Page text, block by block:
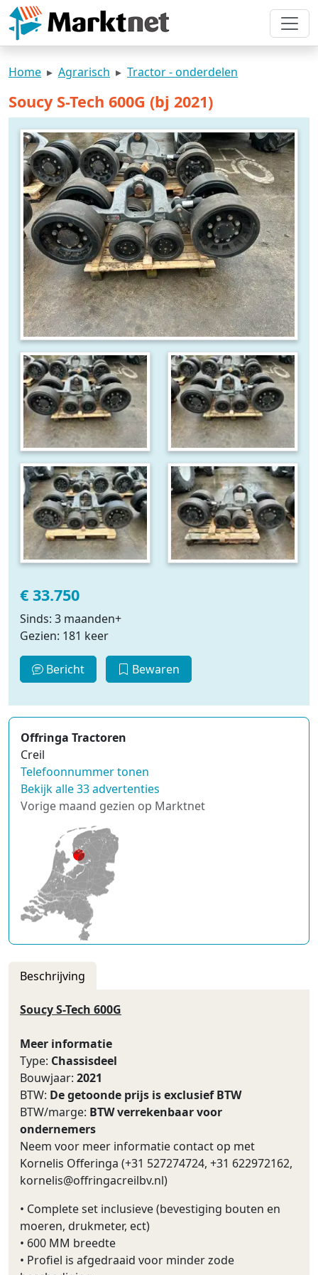
Home Agrarisch Tractor - onderdelen
Soucy S-Tech 600G (bj 2021)
€ 33.750
Sinds: 3 maanden+
Gezien: 181 keer
Bericht Bewaren
Offringa Tractoren
Creil
Telefoonnummer tonen
Bekijk alle 33 advertenties
Vorige maand gezien op Marktnet
Beschrijving
Soucy S-Tech 600G
Meer informatie
Type: Chassisdeel
Bouwjaar: 2021
BTW: De getoonde prijs is exclusief BTW
BTW/marge: BTW verrekenbaar voor
ondernemers
Neem voor meer informatie contact op met
Kornelis Offeringa (+31 527274724, +31 622972162,
kornelis@offringacreilbv.nl)
• Complete set inclusieve (bevestiging bouten en
moeren, drukmeter, ect)
• 600 MM breedte
• Profiel is afgedraaid voor minder zode